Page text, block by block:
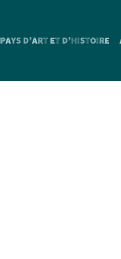
PAYS D’ART ET D’HISTOIRE